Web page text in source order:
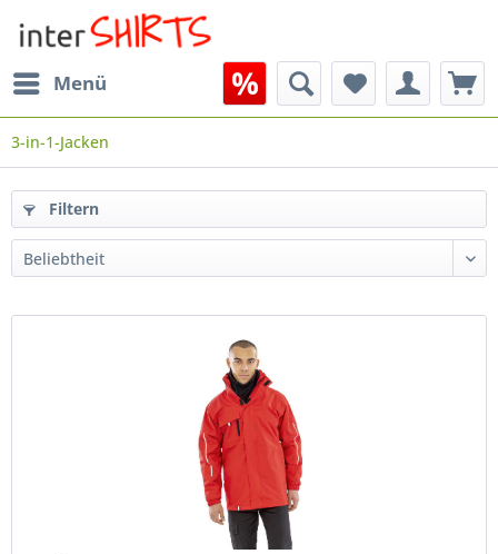
Menü
3-in-1-Jacken
Filtern